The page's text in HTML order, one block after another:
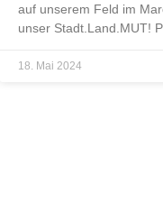
auf unserem Feld im
unser Stadt.Land.MUT!
18. Mai 2024